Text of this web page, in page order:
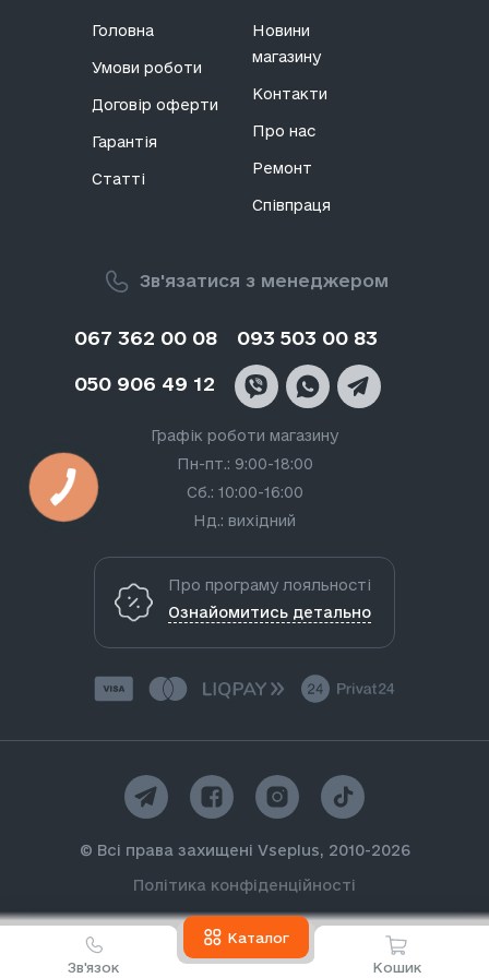
Зв'язок
Каталог
Кошик
Зв'язатися з менеджером
067 362 00 08 093 503 00 83
050 906 49 12
Графік роботи магазину
Пн-пт.: 9:00-18:00
Сб.: 10:00-16:00
Нд.: вихідний
Головна
Умови роботи
Договір оферти
Гарантія
Статті
Новини
магазину
Контакти
Про нас
Ремонт
Співпраця
Про програму лояльності
Ознайомитись детально
© Всі права захищені Vseplus, 2010-2026
Політика конфіденційності